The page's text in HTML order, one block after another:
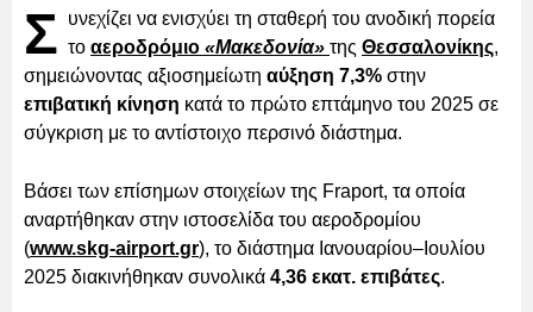
Σ υνεχίζει να ενισχύει τη σταθερή του ανοδική πορεία
το αεροδρόμιο «Μακεδονία» της Θεσσαλονίκης,
σημειώνοντας αξιοσημείωτη αύξηση 7,3% στην
επιβατική κίνηση κατά το πρώτο επτάμηνο του 2025 σε
σύγκριση με το αντίστοιχο περσινό διάστημα.
Βάσει των επίσημων στοιχείων της Fraport, τα οποία
αναρτήθηκαν στην ιστοσελίδα του αεροδρομίου
(www.skg-airport.gr), το διάστημα Ιανουαρίου–Ιουλίου
2025 διακινήθηκαν συνολικά 4,36 εκατ. επιβάτες.